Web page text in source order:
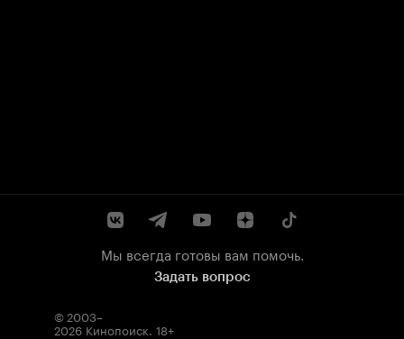
Мы всегда готовы вам помочь.
Задать вопрос
© 2003–
2026 Кинопоиск. 18+